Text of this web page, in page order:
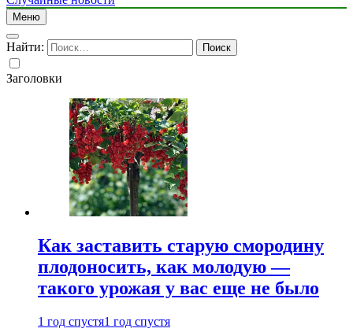
Меню
Найти:
Заголовки
Как заставить старую смородину
плодоносить, как молодую —
такого урожая у вас еще не было
1 год спустя1 год спустя